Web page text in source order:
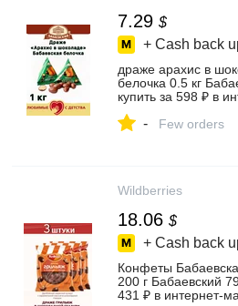
7.29 $
+ Cash back
драже арахис в
белочка 0.5 кг
купить за 598 ₽ в
- Few orders
Wildberries
18.06 $
+ Cash back
Конфеты
200 г Бабаевский
431 ₽ в